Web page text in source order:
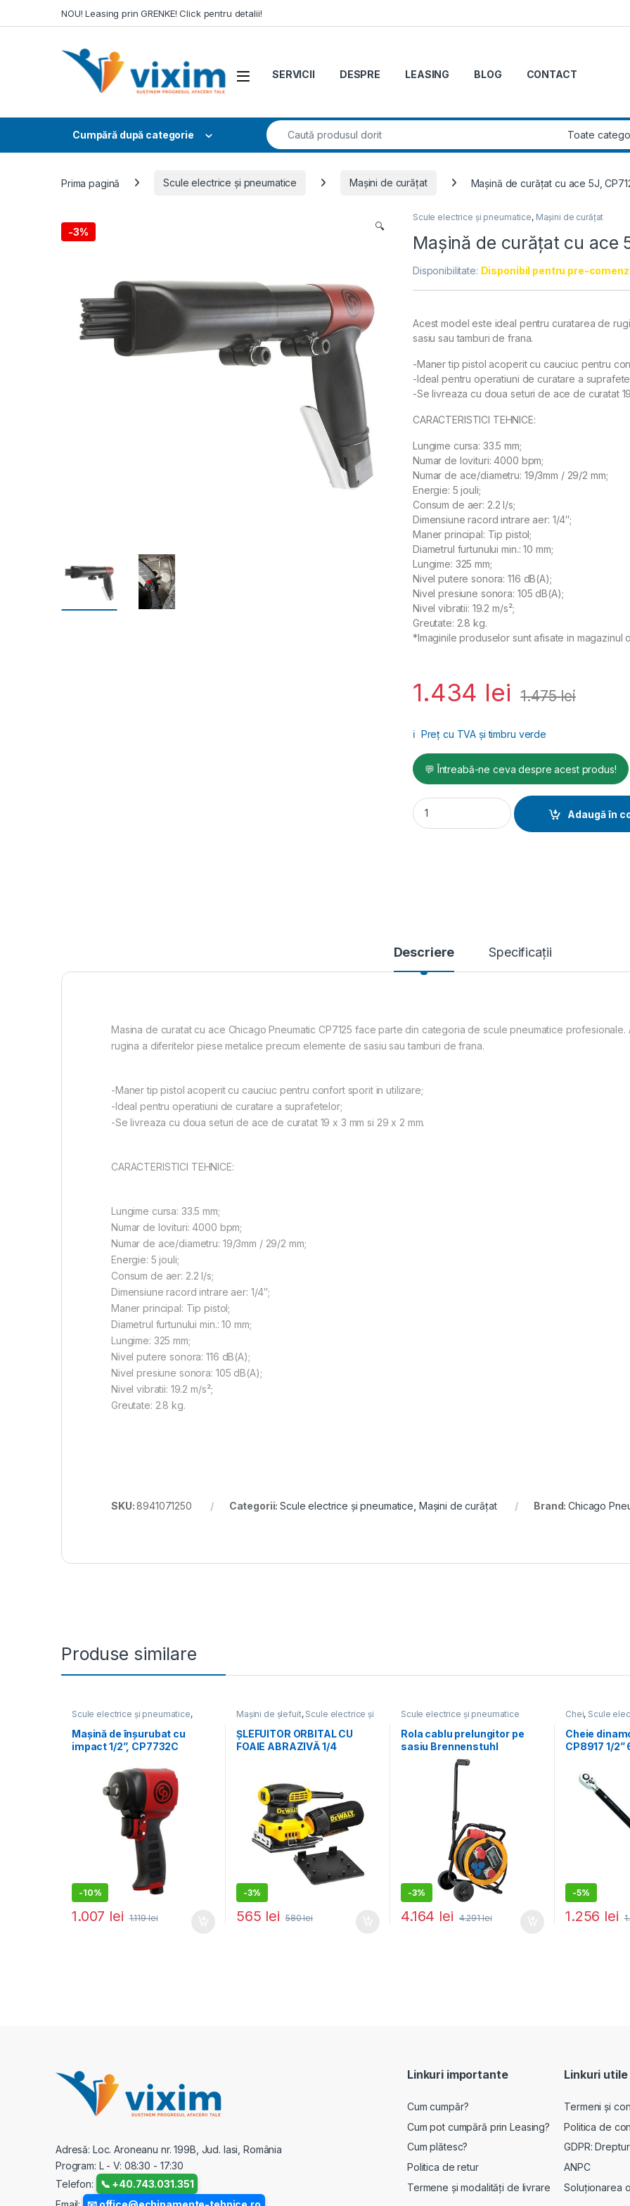
NOU! Leasing prin GRENKE! Click pentru detalii!
SERVICII DESPRE LEASING BLOG CONTACT
Cumpără după categorie
Search for:
Prima pagină Scule electrice și pneumatice Mașini de curățat Mașină de curățat cu ace 5J,
-3% 🔍
Scule electrice și pneumatice, Mașini de curățat
Mașină de curățat cu ace
Disponibilitate: Disponibil pentru pre-
Acest model este ideal pentru curatarea de
sasiu sau tamburi de frana.
-Maner tip pistol acoperit cu cauciuc pentru
-Ideal pentru operatiuni de curatare a
-Se livreaza cu doua seturi de ace de curatat
CARACTERISTICI TEHNICE:
Lungime cursa: 33.5 mm;
Numar de lovituri: 4000 bpm;
Numar de ace/diametru: 19/3mm / 29/2 mm;
Energie: 5 jouli;
Consum de aer: 2.2 l/s;
Dimensiune racord intrare aer: 1/4″;
Maner principal: Tip pistol;
Diametrul furtunului min.: 10 mm;
Lungime: 325 mm;
Nivel putere sonora: 116 dB(A);
Nivel presiune sonora: 105 dB(A);
Nivel vibratii: 19.2 m/s²;
Greutate: 2.8 kg.
*Imaginile produselor sunt afisate in magazinul
1.434 lei 1.475lei
ℹ️ Preț cu TVA și timbru verde
💬 Întreabă-ne ceva despre acest produs!
Mașină de curățat cu ace 5J, CP7125 quantity
Adaugă în
Descriere Specificații
Masina de curatat cu ace Chicago Pneumatic CP7125 face parte din categoria de scule pneumatice
rugina a diferitelor piese metalice precum elemente de sasiu sau tamburi de frana.
-Maner tip pistol acoperit cu cauciuc pentru confort sporit in utilizare;
-Ideal pentru operatiuni de curatare a suprafetelor;
-Se livreaza cu doua seturi de ace de curatat 19 x 3 mm si 29 x 2 mm.
CARACTERISTICI TEHNICE:
Lungime cursa: 33.5 mm;
Numar de lovituri: 4000 bpm;
Numar de ace/diametru: 19/3mm / 29/2 mm;
Energie: 5 jouli;
Consum de aer: 2.2 l/s;
Dimensiune racord intrare aer: 1/4″;
Maner principal: Tip pistol;
Diametrul furtunului min.: 10 mm;
Lungime: 325 mm;
Nivel putere sonora: 116 dB(A);
Nivel presiune sonora: 105 dB(A);
Nivel vibratii: 19.2 m/s²;
Greutate: 2.8 kg.
SKU:8941071250 Categorii:Scule electrice și pneumatice Mașini de curățat Brand:Chicago
Produse similare
Scule electrice și pneumatice,
Mașini de înșurubat
Mașină de înșurubat cu
impact 1/2”, CP7732C
-10%
1.007 lei 1.119lei
Mașini de șlefuit, Scule electrice și
pneumatice
ȘLEFUITOR ORBITAL CU
FOAIE ABRAZIVĂ 1/4
-3%
565 lei 580lei
Scule electrice și pneumatice
Rola cablu prelungitor pe
sasiu Brennenstuhl
1319200010, 30 m, cu
stecher CEE 400 V, 2 prize
CEE 400 V si 3 prize 230 V,
-3%
4.164 lei 4.291lei
Chei, Scule
Cheie
CP8917 1/
-5%
1.256 lei
Adresă: Loc. Aroneanu nr. 199B, Jud. Iasi, România
Program: L - V: 08:30 - 17:30
Telefon:
📞 +40.743.031.351
Linkuri importante
Cum cumpăr?
Cum pot cumpără prin Leasing?
Cum plătesc?
Politica de retur
Termene și modalități de livrare
Linkuri utile
Termeni și
Politica de
GDPR:
ANPC
Soluționarea